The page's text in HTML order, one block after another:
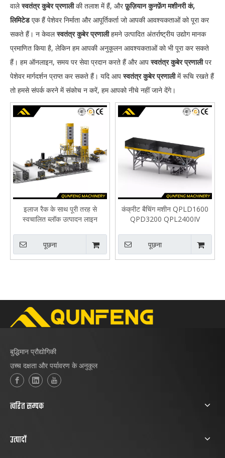
वालेस्वतंत्र कुबेर प्रणालीकी तलाश में हैं, औरफ़ुज़ियान कुनफ़ेंग मशीनरी कं,
लिमिटेडएक हैं पेशेवर निर्माता और आपूर्तिकर्ता जो आपकी आवश्यकताओं को पूरा कर
सकते हैं। न केवलस्वतंत्र कुबेर प्रणालीहमने उत्पादित अंतर्राष्ट्रीय उद्योग मानक
प्रमाणित किया है, लेकिन हम आपकी अनुकूलन आवश्यकताओं को भी पूरा कर सकते
हैं। हम ऑनलाइन, समय पर सेवा प्रदान करते हैं और आपस्वतंत्र कुबेर प्रणालीपर
पेशेवर मार्गदर्शन प्राप्त कर सकते हैं। यदि आपस्वतंत्र कुबेर प्रणालीमें रूचि रखते हैं
तो हमसे संपर्क करने में संकोच न करें, हम आपको नीचे नहीं जाने देंगे।
इलाज रैक के साथ पूरी तरह से
स्वचालित ब्लॉक उत्पादन लाइन
पूछना
कंक्रीट बैचिंग मशीन QPLD1600
QPD3200 QPL2400IV
पूछना
बुद्धिमान प्रौद्योगिकी
उच्च दक्षता और पर्यावरण के अनुकूल
त्वरित सम्पक
उत्पादों